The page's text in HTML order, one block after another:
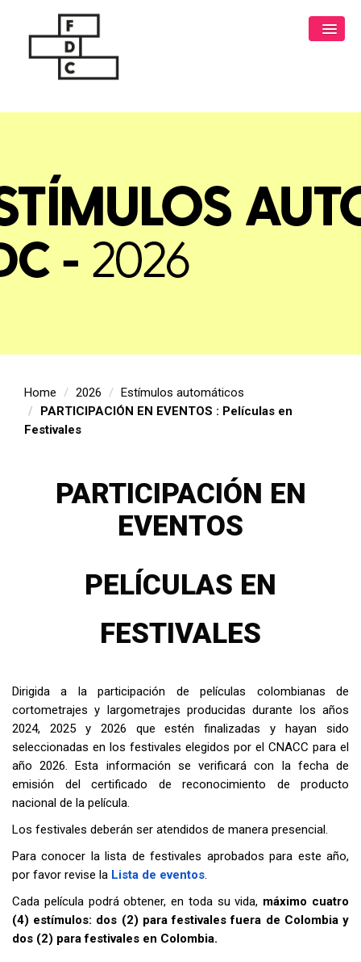
Home 2026
Estímulos automáticos
PARTICIPACIÓN EN EVENTOS : Películas en
Festivales
PARTICIPACIÓN EN
EVENTOS
PELÍCULAS EN
FESTIVALES
Dirigida a la participación de películas colombianas de
cortometrajes y largometrajes producidas durante los años
2024, 2025 y 2026 que estén finalizadas y hayan sido
seleccionadas en los festivales elegidos por el CNACC para el
año 2026. Esta información se verificará con la fecha de
emisión del certificado de reconocimiento de producto
nacional de la película.
Los festivales deberán ser atendidos de manera presencial.
Para conocer la lista de festivales aprobados para este año,
por favor revise la Lista de eventos.
Cada película podrá obtener, en toda su vida, máximo cuatro
(4) estímulos: dos (2) para festivales fuera de Colombia y
dos (2) para festivales en Colombia.